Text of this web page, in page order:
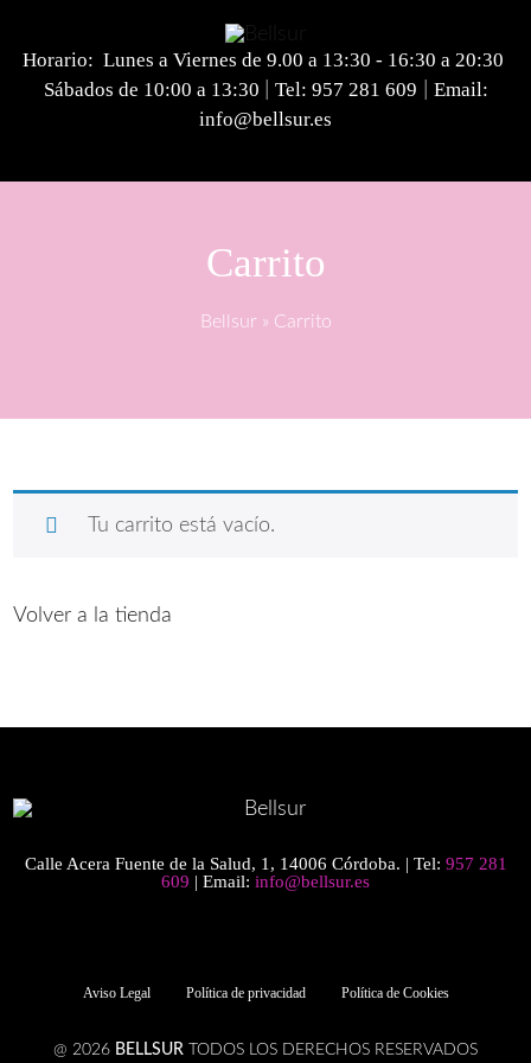
Horario: Lunes a Viernes de 9.00 a 13:30 - 16:30 a 20:30
Sábados de 10:00 a 13:30
Tel: 957 281 609
Email:
info@bellsur.es
Carrito
Bellsur » Carrito
Tu carrito está vacío.
Volver a la tienda
Calle Acera Fuente de la Salud, 1, 14006 Córdoba. | Tel: 957 281
609 | Email: info@bellsur.es
Aviso Legal Política de privacidad Política de Cookies
@ 2026 BELLSUR TODOS LOS DERECHOS RESERVADOS